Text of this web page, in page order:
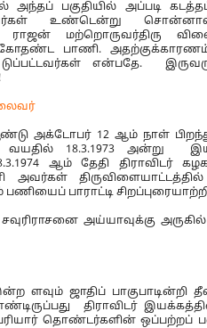
அந்தப் பகுதியில் அப்படி
உண்டென்று
ராஜன் மற்றொருவர்திரு
பாணி.
என்பதே.
அக்டோபர் 12 ஆம் நாள்
18.3.1973 அன்று
ஆம் தேதி திராவிடர்
அவர்கள்
பாராட்டி
அய்யாவுக்கு
ளவும் ஜாதிப் பாகுபாடின்றி
திராவிடர்
தொண்டர்களின் ஒப்பற்றப்